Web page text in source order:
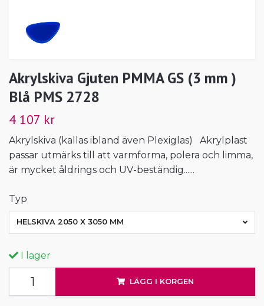
Akrylskiva Gjuten PMMA GS (3 mm )
Blå PMS 2728
4 107 kr
Akrylskiva (kallas ibland även Plexiglas) Akrylplast
passar utmärks till att varmforma, polera och limma,
är mycket åldrings och UV-beständig......
Typ
HELSKIVA 2050 X 3050 MM
I lager
LÄGG I KORGEN